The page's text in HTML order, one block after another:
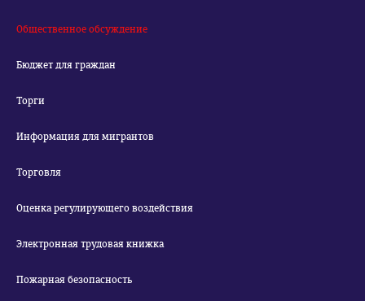
Общественное обсуждение
Бюджет для граждан
Торги
Информация для мигрантов
Торговля
Оценка регулирующего воздействия
Электронная трудовая книжка
Пожарная безопасность